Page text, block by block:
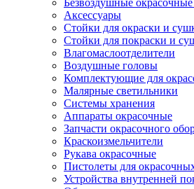
Безвоздушные
Аксессуары
Стойки для окраски и
Стойки для покраски и
Влагомаслоотделители
Воздушные головы
Комплектующие для
Малярные светильники
Системы хранения
Аппараты окрасочные
Запчасти окрасочного
Краскоизмельчители
Рукава окрасочные
Пистолеты для
Устройства внутренней